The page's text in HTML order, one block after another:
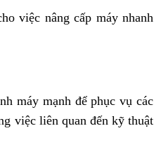
việc nâng cấp máy nhanh
máy mạnh để phục vụ các
việc liên quan đến kỹ thuật